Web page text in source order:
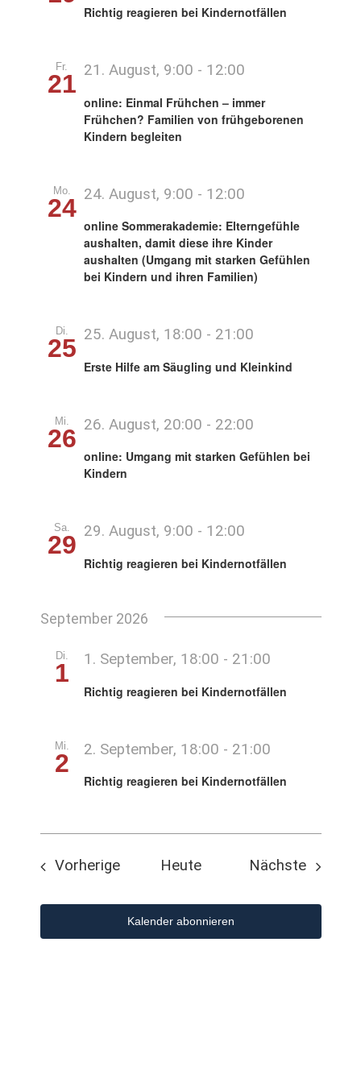
Richtig reagieren bei Kindernotfällen
Fr.
21
online: Einmal Frühchen – immer
Frühchen? Familien von frühgeborenen
Kindern begleiten
21. August, 9:00 - 12:00
Mo.
24
online Sommerakademie: Elterngefühle
aushalten, damit diese ihre Kinder
aushalten (Umgang mit starken Gefühlen
bei Kindern und ihren Familien)
24. August, 9:00 - 12:00
Di.
25
Erste Hilfe am Säugling und Kleinkind
25. August, 18:00 - 21:00
Mi.
26
online: Umgang mit starken Gefühlen bei
Kindern
26. August, 20:00 - 22:00
Sa.
29
Richtig reagieren bei Kindernotfällen
29. August, 9:00 - 12:00
September 2026
Di.
1
Richtig reagieren bei Kindernotfällen
1. September, 18:00 - 21:00
Mi.
2
Richtig reagieren bei Kindernotfällen
2. September, 18:00 - 21:00
VorherigeVeranstaltungen
Heute Nächste
Kalender abonnieren